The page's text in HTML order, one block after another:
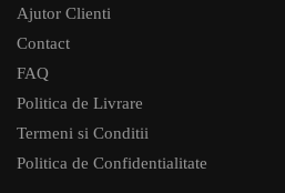
Ajutor Clienti
Contact
FAQ
Politica de Livrare
Termeni si Conditii
Politica de Confidentialitate